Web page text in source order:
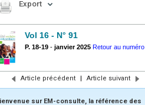
Export
Vol 16 - N° 91
P. 18-19 - janvier 2025 Retour au numéro
Article précédent | Article suivant
sur EM-consulte, la référence des